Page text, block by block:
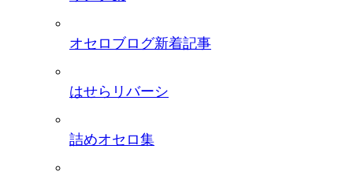
オセロブログ新着記事
はせらリバーシ
詰めオセロ集